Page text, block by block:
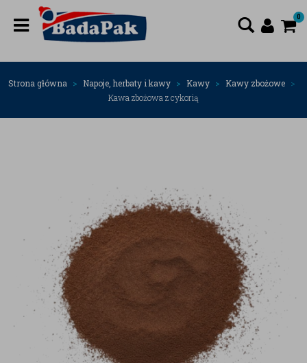
0
Strona główna Napoje, herbaty i kawy Kawy
Kawy zbożowe
Kawa zbożowa z cykorią